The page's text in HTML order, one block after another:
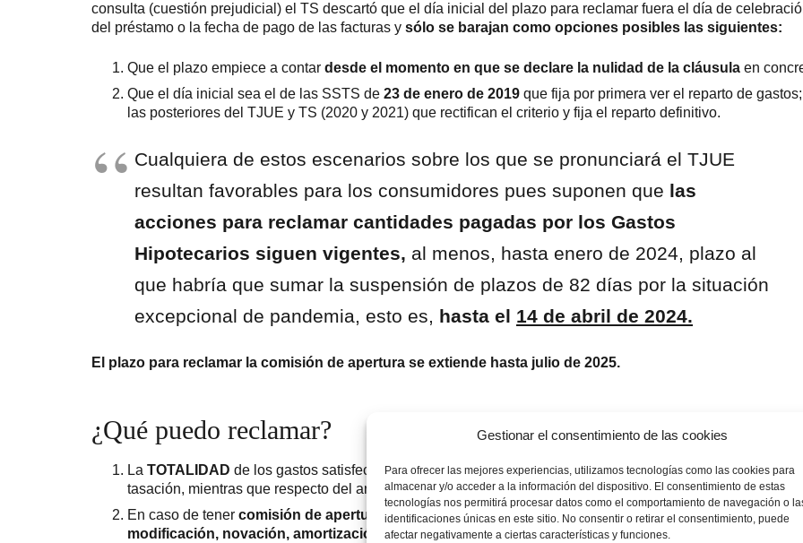
Gestionar el consentimiento de las cookies
Para ofrecer las mejores experiencias, utilizamos tecnologías como las cookies para
almacenar y/o acceder a la información del dispositivo. El consentimiento de estas
tecnologías nos permitirá procesar datos como el comportamiento de navegación o
identificaciones únicas en este sitio. No consentir o retirar el consentimiento, puede
afectar negativamente a ciertas características y funciones.
consulta (cuestión prejudicial) el TS descartó que el día inicial del plazo para reclamar fuera el día de
del préstamo o la fecha de pago de las facturas y sólo se barajan como opciones posibles las siguientes:
Que el plazo empiece a contar desde el momento en que se declare la nulidad de la cláusula en
Que el día inicial sea el de las SSTS de 23 de enero de 2019 que fija por primera ver el reparto de
las posteriores del TJUE y TS (2020 y 2021) que rectifican el criterio y fija el reparto definitivo.
Cualquiera de estos escenarios sobre los que se pronunciará el TJUE
resultan favorables para los consumidores pues suponen que las
acciones para reclamar cantidades pagadas por los Gastos
Hipotecarios siguen vigentes, al menos, hasta enero de 2024, plazo al
que habría que sumar la suspensión de plazos de 82 días por la situación
excepcional de pandemia, esto es, hasta el 14 de abril de 2024.
El plazo para reclamar la comisión de apertura se extiende hasta julio de 2025.
¿Qué puedo reclamar?
La TOTALIDAD de los gastos satisfechos en concepto de arancel registral, gastos de gestoría y los gastos
tasación, mientras que respecto del arancel notarial reclamaremos el 50%.
En caso de tener comisión de apertura , también se puede reclamar. Además, lacomisión de
modificación, novación, amortización anticipada y por posición deudora.